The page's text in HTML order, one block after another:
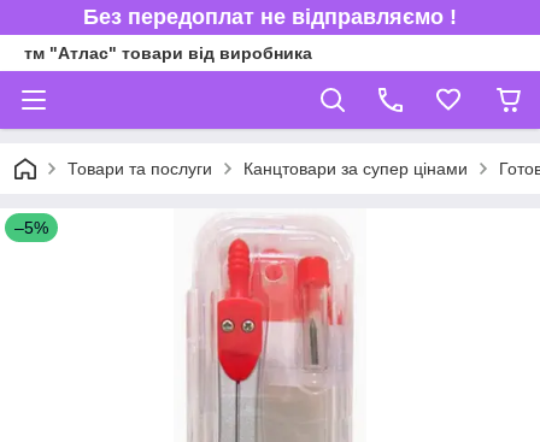
Без передоплат не відправляємо !
тм "Атлас" товари від виробника
Товари та послуги Канцтовари за супер цінами
–5%